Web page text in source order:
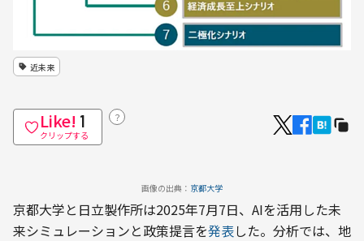
近未来
Like! 1
クリップする
？
画像の出典： 京都大学
京都大学と日立製作所は2025年7月7日、AIを活用した未
来シミュレーションと政策提言を発表した。分析では、地